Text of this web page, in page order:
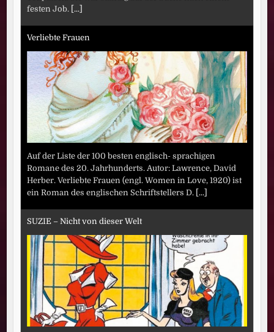
festen Job. [...]
Verliebte Frauen
Auf der Liste der 100 besten englisch- sprachigen
Romane des 20. Jahrhunderts. Autor: Lawrence, David
Herber. Verliebte Frauen (engl. Women in Love, 1920) ist
ein Roman des englischen Schriftstellers D. [...]
SUZIE – Nicht von dieser Welt